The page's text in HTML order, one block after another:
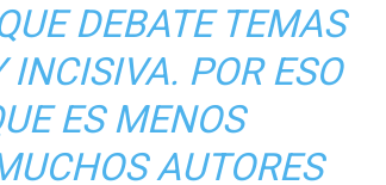
DEBATE TEMAS
POR ESO
ES MENOS
AUTORES